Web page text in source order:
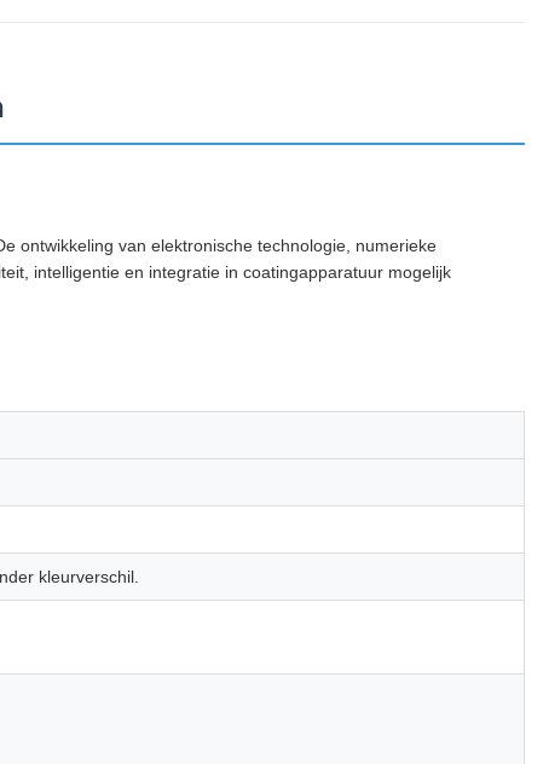
ontwikkeling van elektronische technologie, numerieke
intelligentie en integratie in coatingapparatuur mogelijk
kleurverschil.